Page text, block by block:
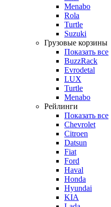
Menabo
Rola
Turtle
Suzuki
Грузовые корзины
Показать все
BuzzRack
Evrodetal
LUX
Turtle
Menabo
Рейлинги
Показать все
Chevrolet
Citroen
Datsun
Fiat
Ford
Haval
Honda
Hyundai
KIA